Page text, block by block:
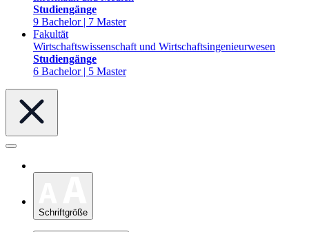
Studiengänge
9 Bachelor | 7 Master
Fakultät
Wirtschaftswissenschaft und Wirtschaftsingenieurwesen
Studiengänge
6 Bachelor | 5 Master
Schriftgröße